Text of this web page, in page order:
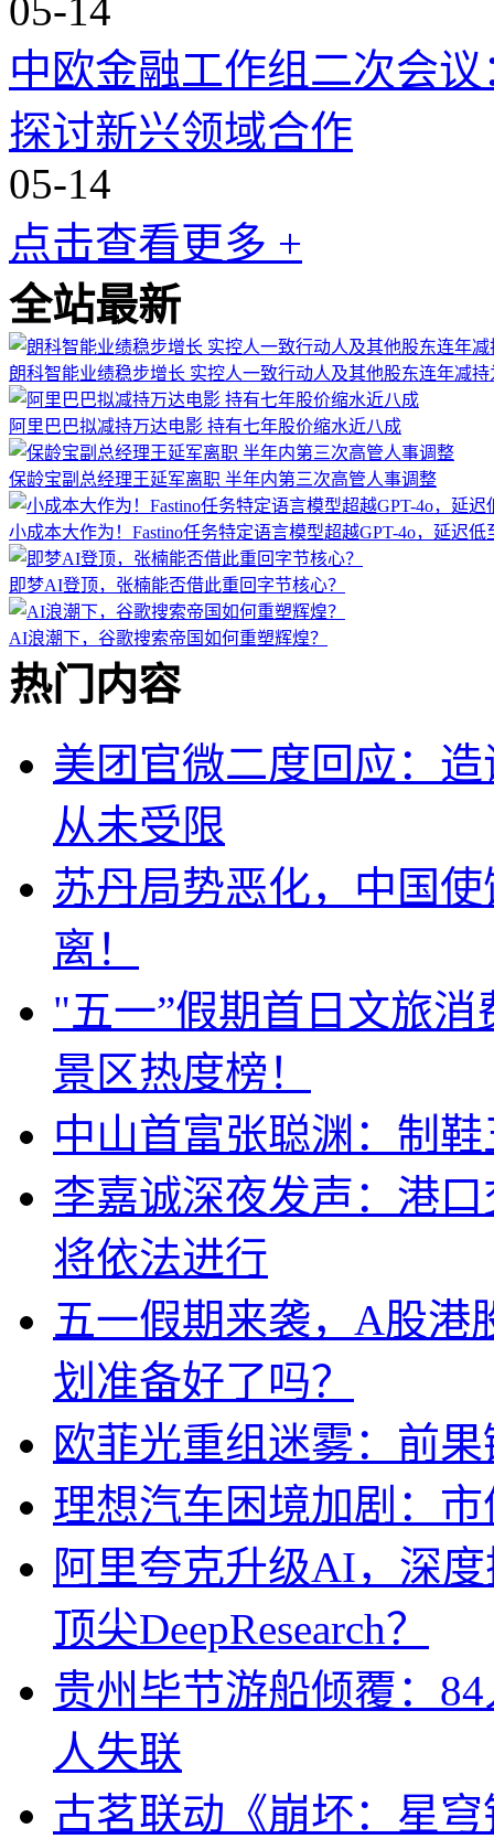
05-14
中欧金融工作组二次会
探讨新兴领域合作
05-14
点击查看更多 +
全站最新
朗科智能业绩稳步增长 实控人一致行动人及其他股东连年减持
阿里巴巴拟减持万达电影 持有七年股价缩水近八成
保龄宝副总经理王延军离职 半年内第三次高管人事调整
小成本大作为！Fastino任务特定语言模型超越GPT-4o，延迟低
即梦AI登顶，张楠能否借此重回字节核心？
AI浪潮下，谷歌搜索帝国如何重塑辉煌？
热门内容
美团官微二度回应：
从未受限
苏丹局势恶化，中国
离！
"五一”假期首日文旅
景区热度榜！
中山首富张聪渊：制
李嘉诚深夜发声：港
将依法进行
五一假期来袭，A股港
划准备好了吗？
欧菲光重组迷雾：前
理想汽车困境加剧：
阿里夸克升级AI，深
顶尖DeepResearch？
贵州毕节游船倾覆：
人失联
古茗联动《崩坏：星